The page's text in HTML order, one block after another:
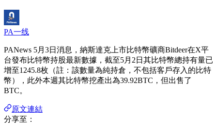
PA一线
PANews 5月3日消息，納斯達克上市比特幣礦商Bitdeer在X平
台發布比特幣持股最新數據，截至5月2日其比特幣總持有量已
增至1245.8枚（註：該數量為純持倉，不包括客戶存入的比特
幣），此外本週其比特幣挖產出為39.92BTC，但出售了
BTC。
原文連結
分享至：